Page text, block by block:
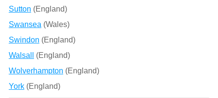
Sutton (England)
Swansea (Wales)
Swindon (England)
Walsall
(England)
Wolverhampton (England)
York(England)